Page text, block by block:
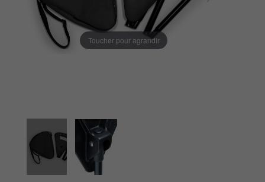
Toucher pour agrandir